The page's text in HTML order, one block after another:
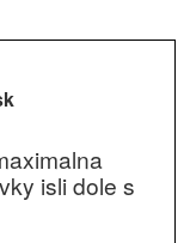
isli dole s